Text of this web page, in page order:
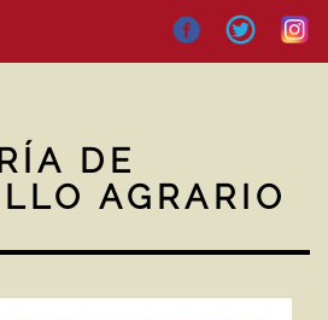
DE
AGRARIO